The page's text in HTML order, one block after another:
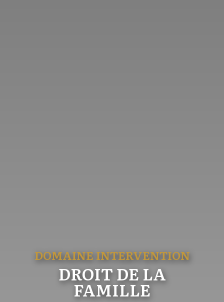
DOMAINE INTERVENTION
DROIT DE LA
FAMILLE